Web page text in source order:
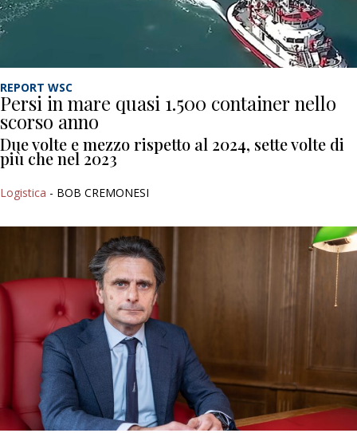
REPORT WSC
Persi in mare quasi 1.500 container nello
scorso anno
Due volte e mezzo rispetto al 2024, sette volte di
più che nel 2023
Logistica - BOB CREMONESI